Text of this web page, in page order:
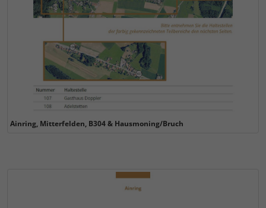
Ainring, Mitterfelden, B304 & Hausmoning/Bruch